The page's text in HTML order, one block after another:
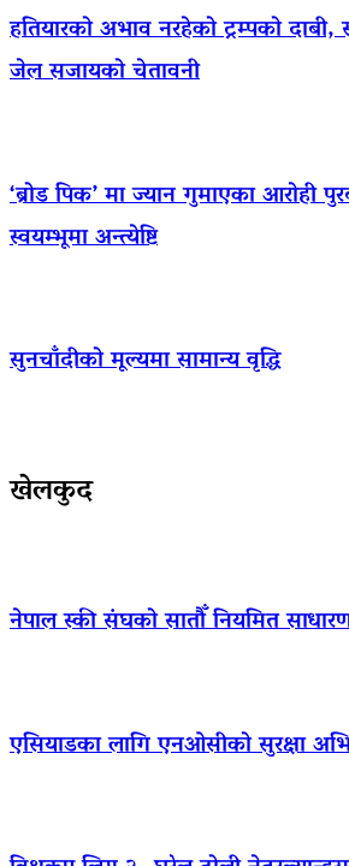
हतियारको अभाव नरहेको ट्रम्पको
जेल सजायको चेतावनी
‘ब्रोड पिक’ मा ज्यान गुमाएका आराेही
स्वयम्भूमा अन्त्येष्टि
सुनचाँदीको मूल्यमा सामान्य वृद्धि
खेलकुद
नेपाल स्की संघको सातौँ नियमित
एसियाडका लागि एनओसीको सुरक्षा